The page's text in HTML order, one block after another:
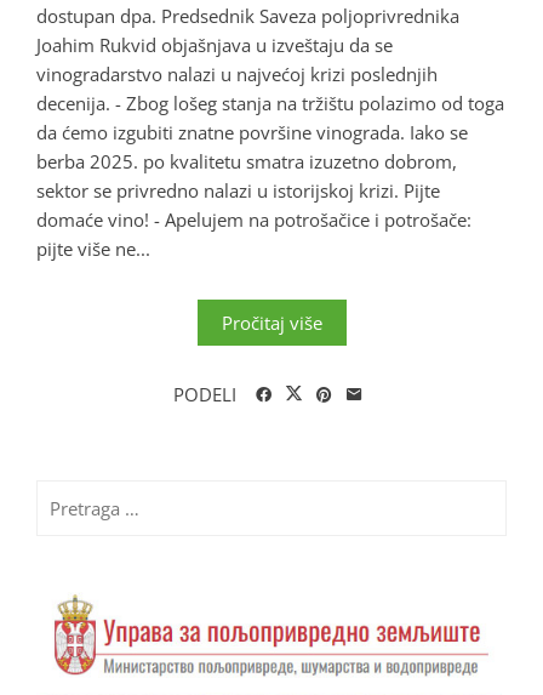
dostupan dpa. Predsednik Saveza poljoprivrednika
Joahim Rukvid objašnjava u izveštaju da se
vinogradarstvo nalazi u najvećoj krizi poslednjih
decenija. - Zbog lošeg stanja na tržištu polazimo od toga
da ćemo izgubiti znatne površine vinograda. Iako se
berba 2025. po kvalitetu smatra izuzetno dobrom,
sektor se privredno nalazi u istorijskoj krizi. Pijte
domaće vino! - Apelujem na potrošačice i potrošače:
pijte više ne...
Pročitaj više
PODELI
za: